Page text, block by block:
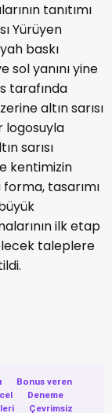
tanıtımı
Yürüyen
baskı
sol yanını yine
tarafında
altın sarısı
logosuyla
sarısı
kentimizin
forma, tasarımı
ilk etap
taleplere
·
Bonus veren
·
Deneme
·
Çevrimsiz